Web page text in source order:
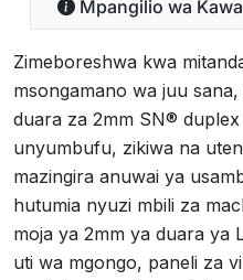
Mpangilio wa
Zimeboreshwa kwa
msongamano wa juu
duara za 2mm SN®
unyumbufu, zikiwa na
mazingira anuwai ya
hutumia nyuzi mbili za
moja ya 2mm ya duara ya
uti wa mgongo, paneli za